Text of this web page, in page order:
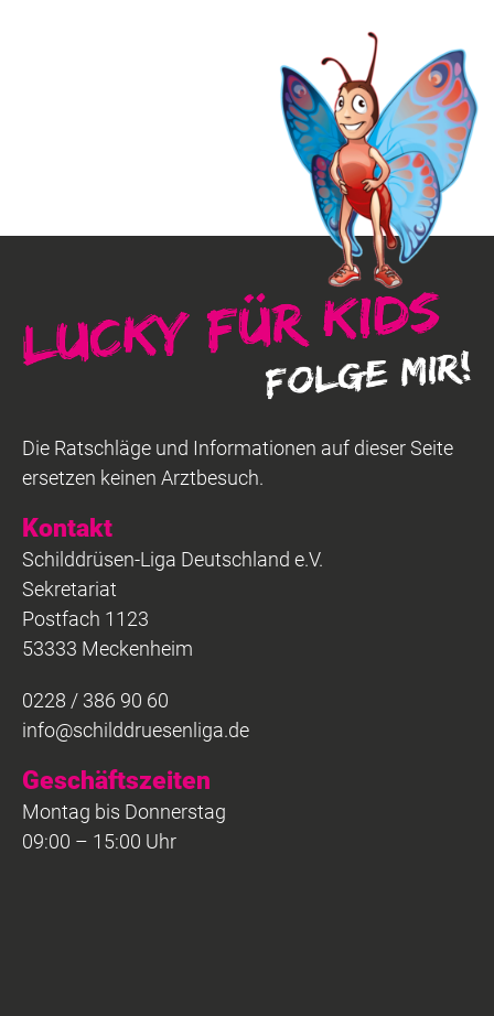
Kontakt
Schilddrüsen-Liga Deutschland e.V.
Sekretariat
Postfach 1123
53333 Meckenheim
0228 / 386 90 60
info@schilddruesenliga.de
Geschäftszeiten
Montag bis Donnerstag
09:00 – 15:00 Uhr
Die Ratschläge und Informationen auf dieser Seite
ersetzen keinen Arztbesuch.